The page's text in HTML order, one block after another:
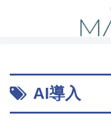
AI導入